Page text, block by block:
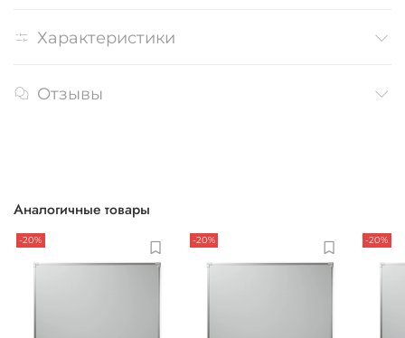
Характеристики
Отзывы
Аналогичные товары
-20% -20% -20%